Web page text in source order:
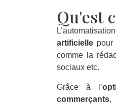
Qu'est
artificielle pour
comme la
sociaux etc.
Grâce à l’
commerçants,